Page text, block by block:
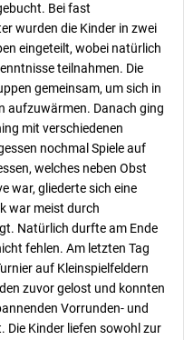
Bei fast
wurden die Kinder in zwei
eingeteilt, wobei natürlich
teilnahmen. Die
gemeinsam, um sich in
aufzuwärmen. Danach ging
mit verschiedenen
nochmal Spiele auf
welches neben Obst
war, gliederte sich eine
war meist durch
Natürlich durfte am Ende
fehlen. Am letzten Tag
auf Kleinspielfeldern
zuvor gelost und konnten
Vorrunden- und
Die Kinder liefen sowohl zur